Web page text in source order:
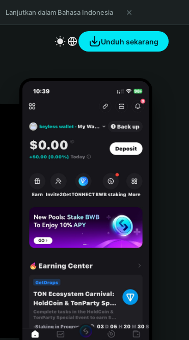
Lanjutkan dalam Bahasa Indonesia
Unduh sekarang